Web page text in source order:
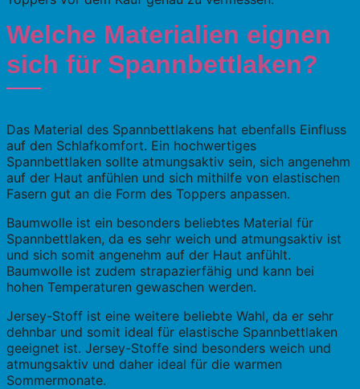
Welche Materialien eignen
sich für Spannbettlaken?
Das Material des Spannbettlakens hat ebenfalls Einfluss
auf den Schlafkomfort. Ein hochwertiges
Spannbettlaken sollte atmungsaktiv sein, sich angenehm
auf der Haut anfühlen und sich mithilfe von elastischen
Fasern gut an die Form des Toppers anpassen.
Baumwolle ist ein besonders beliebtes Material für
Spannbettlaken, da es sehr weich und atmungsaktiv ist
und sich somit angenehm auf der Haut anfühlt.
Baumwolle ist zudem strapazierfähig und kann bei
hohen Temperaturen gewaschen werden.
Jersey-Stoff ist eine weitere beliebte Wahl, da er sehr
dehnbar und somit ideal für elastische Spannbettlaken
geeignet ist. Jersey-Stoffe sind besonders weich und
atmungsaktiv und daher ideal für die warmen
Sommermonate.